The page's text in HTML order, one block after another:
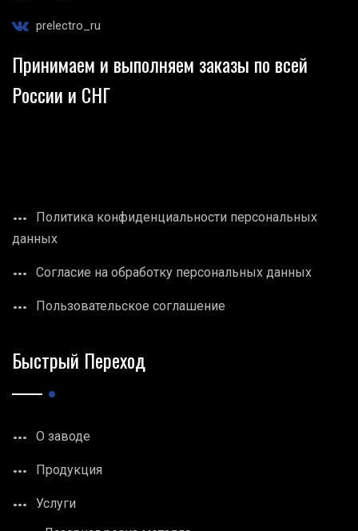
prelectro_ru
Принимаем и выполняем заказы по всей
России и СНГ
Политика конфиденциальности персональных
данных
Согласие на обработку персональных данных
Пользовательское соглашение
Быстрый Переход
О заводе
Продукция
Услуги